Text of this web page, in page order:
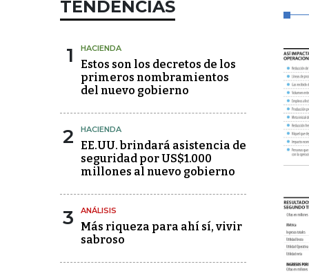
TENDENCIAS
1 HACIENDA
Estos son los decretos de los
primeros nombramientos
del nuevo gobierno
2 HACIENDA
EE.UU. brindará asistencia de
seguridad por US$1.000
millones al nuevo gobierno
3 ANÁLISIS
Más riqueza para ahí sí, vivir
sabroso